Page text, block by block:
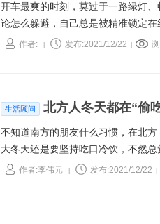
开车最爽的时刻，莫过于一路绿灯
论怎么躲避，自己总是被精准锁定
题，也是运筹优化领域的问题
作者: 发布:2021/12/22
生活顾问 北方人冬天都在“偷
不知道南方的朋友什么习惯，在北
大冬天还是要坚持吃口冷饮，不然
燥热得很，就想吃点凉的。不过我
作者:李伟元 发布:2021/12/22